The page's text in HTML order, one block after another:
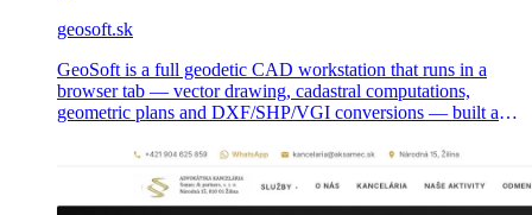
geosoft.sk
GeoSoft is a full geodetic CAD workstation that runs in a
browser tab — vector drawing, cadastral computations,
geometric plans and DXF/SHP/VGI conversions — built as a